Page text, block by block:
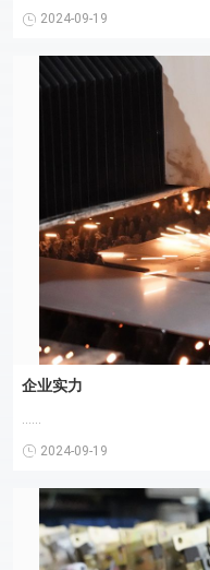
2024-09-19
企业实力
2024-09-19